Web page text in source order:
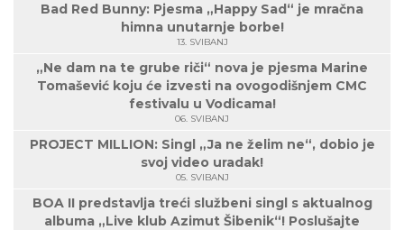
Bad Red Bunny: Pjesma „Happy Sad“ je mračna
himna unutarnje borbe!
13. SVIBANJ
„Ne dam na te grube riči“ nova je pjesma Marine
Tomašević koju će izvesti na ovogodišnjem CMC
festivalu u Vodicama!
06. SVIBANJ
PROJECT MILLION: Singl „Ja ne želim ne“, dobio je
svoj video uradak!
05. SVIBANJ
BOA II predstavlja treći službeni singl s aktualnog
albuma „Live klub Azimut Šibenik“! Poslušajte